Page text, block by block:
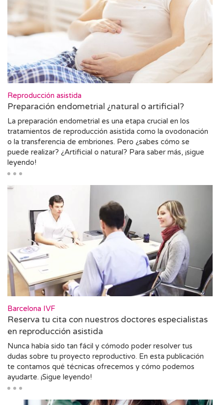
Reproducción asistida
Preparación endometrial ¿natural o artificial?
La preparación endometrial es una etapa crucial en los
tratamientos de reproducción asistida como la ovodonación
o la transferencia de embriones. Pero ¿sabes cómo se
puede realizar? ¿Artificial o natural? Para saber más, ¡sigue
leyendo!
Barcelona IVF
Reserva tu cita con nuestros doctores especialistas
en reproducción asistida
Nunca había sido tan fácil y cómodo poder resolver tus
dudas sobre tu proyecto reproductivo. En esta publicación
te contamos qué técnicas ofrecemos y cómo podemos
ayudarte. ¡Sigue leyendo!